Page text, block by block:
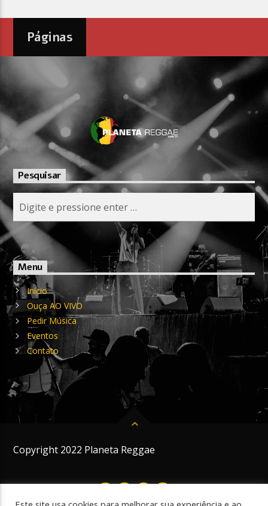
Páginas
Pesquisar
Menu
Início
Ouça AO VIVO
Pedir Música
Eventos
Contato
Copyright 2022 Planeta Reggae